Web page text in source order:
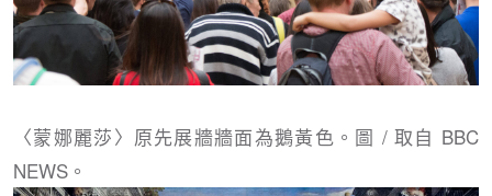
〈蒙娜麗莎〉原先展牆牆面為鵝黃色。圖 / 取自 BBC
NEWS。